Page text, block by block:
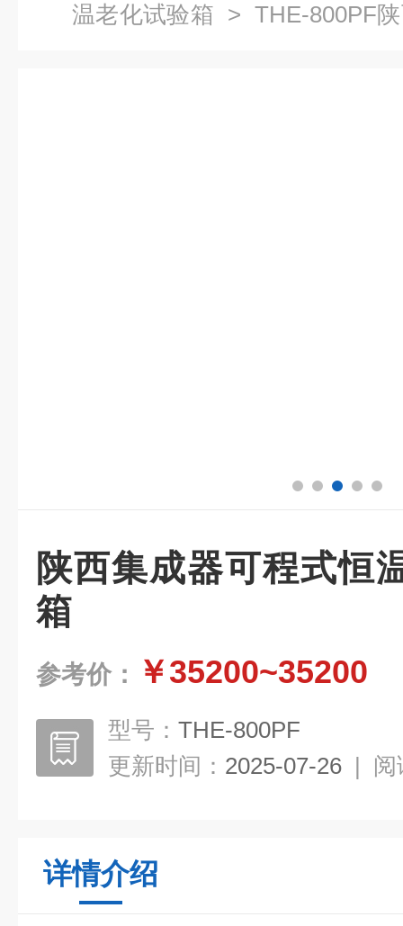
温老化试验箱 > THE-800PF
陕西集成器可程式恒
箱
参考价： ￥35200~35200
型号： THE-800PF
更新时间： 2025-07-26 | 阅
详情介绍